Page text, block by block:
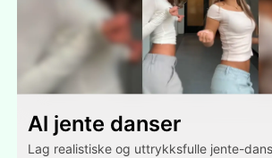
Al jente danser
Lag realistiske og uttrykksfulle jente-